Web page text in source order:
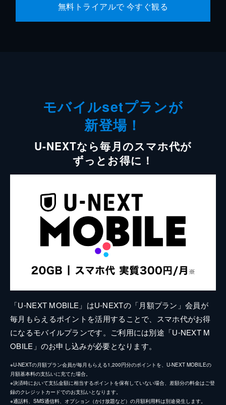
無料トライアルで 今すぐ観る
モバイルsetプランが
新登場！
U-NEXTなら毎月のスマホ代が
ずっとお得に！
「U-NEXT MOBILE」はU-NEXTの「月額プラン」会員が
毎月もらえるポイントを活用することで、スマホ代がお得
になるモバイルプランです。ご利用には別途「U-NEXT M
OBILE」のお申し込みが必要となります。
※U-NEXTの月額プラン会員が毎月もらえる1,200円分のポイントを、U-NEXT MOBILEの
月額基本料の支払いに充てた場合。
※決済時において支払金額に相当するポイントを保有していない場合、差額分の料金はご登
録のクレジットカードでのお支払いとなります。
※通話料、SMS通信料、オプション（かけ放題など）の月額利用料は別途発生します。